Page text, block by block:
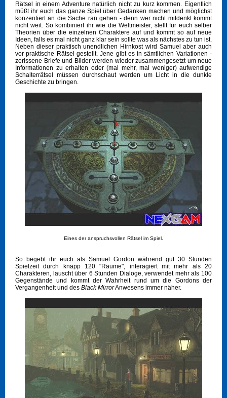
Rätsel in einem Adventure natürlich nicht zu kurz kommen. Eigentlich
müßt ihr euch das ganze Spiel über Gedanken machen und möglichst
konzentiert an die Sache ran gehen - denn wer nicht mitdenkt kommt
nicht weit. So kombiniert ihr wie die Weltmeister, stellt für euch selber
Theorien über die einzelnen Charaktere auf und kommt so auf neue
Ideen, falls es mal nicht ganz klar sein sollte was als nächstes zu tun ist.
Neben dieser praktisch unendlichen Hirnkost wird Samuel aber auch
vor praktische Rätsel gestellt. Jene gibt es in sämtlichen Variationen -
zerissene Briefe und Bilder werden wieder zusammengesetzt um neue
Informationen zu erhalten oder (mal mehr, mal weniger) aufwendige
Schalterrätsel müssen durchschaut werden um Licht in die dunkle
Geschichte zu bringen.
Eines der anspruchsvollen Rätsel im Spiel.
So begebt ihr euch als Samuel Gordon während gut 30 Stunden
Spielzeit durch knapp 120 "Räume", interagiert mit mehr als 20
Charakteren, lauscht über 6 Stunden Dialoge, verwendet mehr als 100
Gegenstände und kommt der Wahrheit rund um die Gordons der
Vergangenheit und des Black MirrorAnwesens immer näher.